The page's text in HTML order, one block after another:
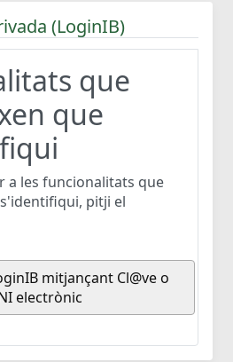
(LoginIB)
que
que
a les funcionalitats que
pitji el
mitjançant Cl@ve o
electrònic